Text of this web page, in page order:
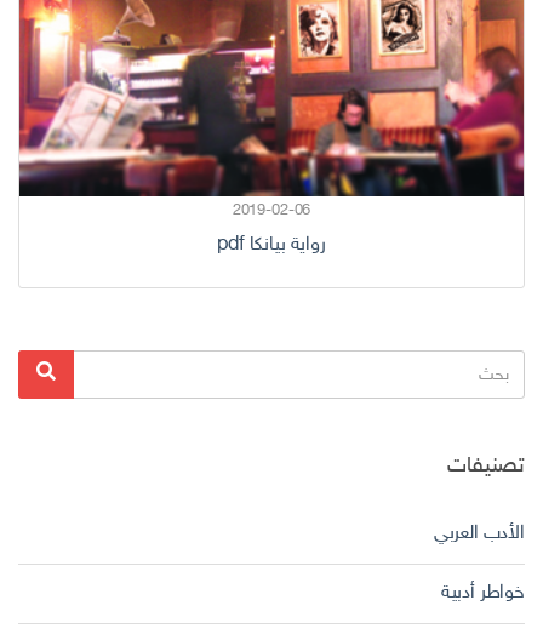
2019-02-06
رواية بيانكا pdf
البحث
عن:
بحث
تصنيفات
الأدب العربي
خواطر أدبية